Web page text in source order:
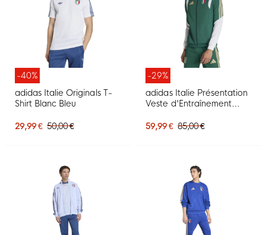
-40%
adidas Italie Originals T-
Shirt Blanc Bleu
29,99 € 50,00 €
-29%
adidas Italie Présentation
Veste d'Entraînement
Doré
59,99 € 85,00 €